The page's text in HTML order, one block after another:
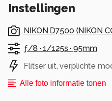
Instellingen
NIKON D7500 (NIKON
ƒ/8 ·1/125s ·95mm
Flitser uit, verplichte
Alle foto informatie tonen